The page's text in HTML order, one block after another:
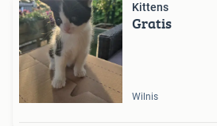
Kittens
Gratis
Wilnis